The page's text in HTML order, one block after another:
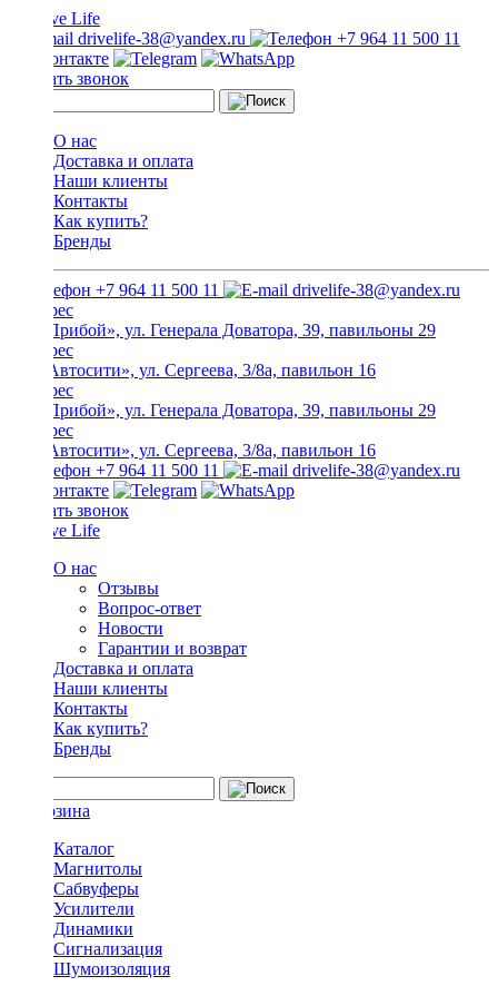
drivelife-38@yandex.ru +7 964 11 500 11
Заказать звонок
О нас
Доставка и оплата
Наши клиенты
Контакты
Как купить?
Бренды
+7 964 11 500 11 drivelife-38@yandex.ru
ТЦ «Прибой», ул. Генерала Доватора, 39, павильоны 29
ТЦ «Автосити», ул. Сергеева, 3/8а, павильон 16
ТЦ «Прибой», ул. Генерала Доватора, 39, павильоны 29
ТЦ «Автосити», ул. Сергеева, 3/8а, павильон 16
+7 964 11 500 11
drivelife-38@yandex.ru
Заказать звонок
О нас
Отзывы
Вопрос-ответ
Новости
Гарантии и возврат
Доставка и оплата
Наши клиенты
Контакты
Как купить?
Бренды
Каталог
Магнитолы
Сабвуферы
Усилители
Динамики
Сигнализация
Шумоизоляция